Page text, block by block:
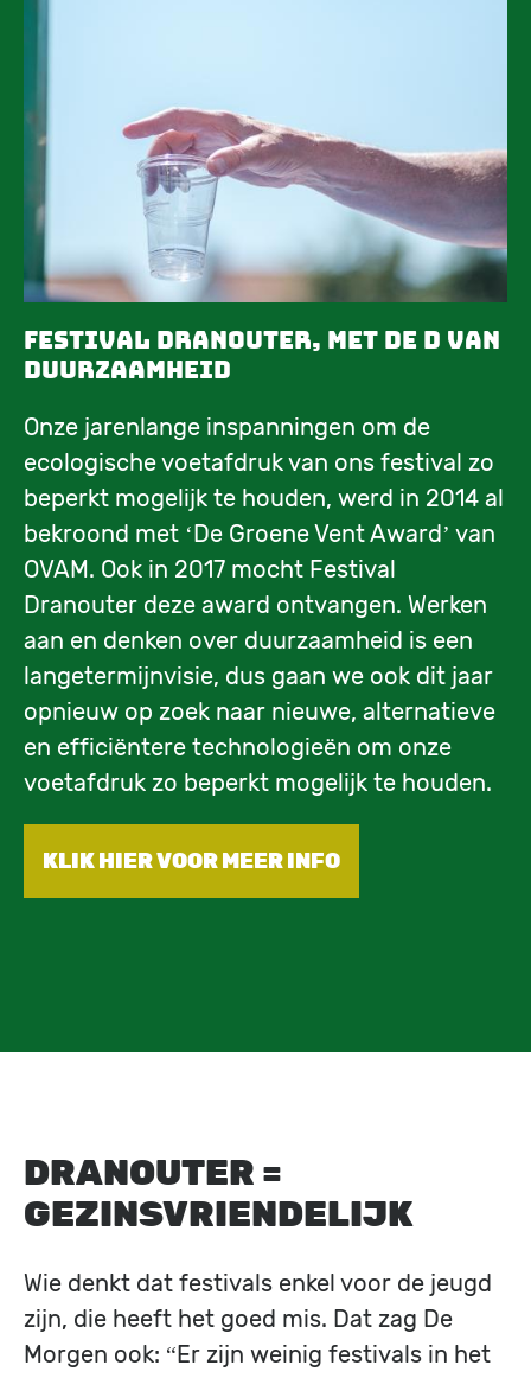
Festival Dranouter, met de D van
duurzaamheid
Onze jarenlange inspanningen om de
ecologische voetafdruk van ons festival zo
beperkt mogelijk te houden, werd in 2014 al
bekroond met ‘De Groene Vent Award’ van
OVAM. Ook in 2017 mocht Festival
Dranouter deze award ontvangen. Werken
aan en denken over duurzaamheid is een
langetermijnvisie, dus gaan we ook dit jaar
opnieuw op zoek naar nieuwe, alternatieve
en efficiëntere technologieën om onze
voetafdruk zo beperkt mogelijk te houden.
KLIK HIER VOOR MEER INFO
DRANOUTER =
GEZINSVRIENDELIJK
Wie denkt dat festivals enkel voor de jeugd
zijn, die heeft het goed mis. Dat zag De
Morgen ook: “Er zijn weinig festivals in het